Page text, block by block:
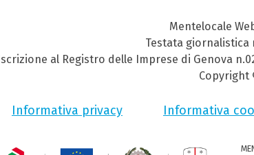
Mentelocale
Testata giornalistica
Iscrizione al Registro delle Imprese di Genova
Copyright
Informativa privacy Informativa